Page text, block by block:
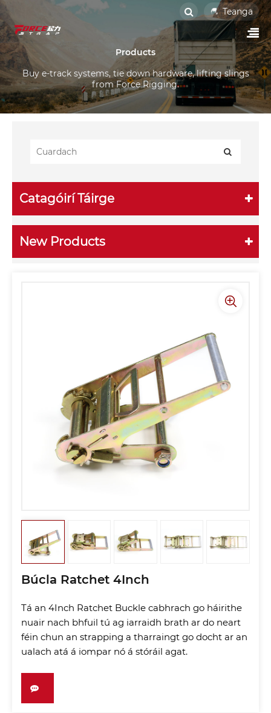
Teanga
Products
Buy e-track systems, tie down hardware, lifting slings
from Force Rigging.
Catagóirí Táirge
New Products
Búcla Ratchet 4Inch
Tá an 4Inch Ratchet Buckle cabhrach go háirithe
nuair nach bhfuil tú ag iarraidh brath ar do neart
féin chun an strapping a tharraingt go docht ar an
ualach atá á iompar nó á stóráil agat.